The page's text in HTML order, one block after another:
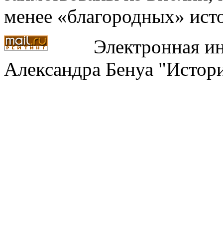
менее «благородных»
Электронная
Александра Бенуа